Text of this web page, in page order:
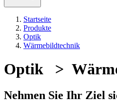
Startseite
Produkte
Optik
Wärmebildtechnik
Optik >
Nehmen Sie Ihr Ziel